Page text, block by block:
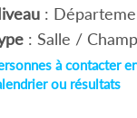
:
: Salle /
à contacter
ou résultats